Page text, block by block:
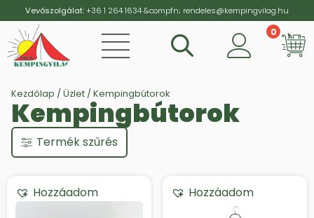
Vevőszolgálat:+36 1 264 1634&compfn; rendeles@kempingvilag.hu
0
Kezdőlap / Üzlet / Kempingbútorok
Kempingbútorok
Termék szűrés
Hozzáadom Hozzáadom